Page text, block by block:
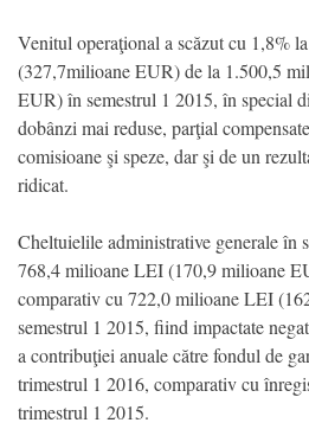
Venitul operaţional a scăzut cu 1,8%
(327,7milioane EUR) de la 1.500,5
EUR) în semestrul 1 2015, în special
dobânzi mai reduse, parţial
comisioane şi speze, dar şi de un
ridicat.
Cheltuielile administrative generale în
768,4 milioane LEI (170,9 milioane
comparativ cu 722,0 milioane LEI
semestrul 1 2015, fiind impactate
a contribuţiei anuale către fondul de
trimestrul 1 2016, comparativ cu
trimestrul 1 2015.